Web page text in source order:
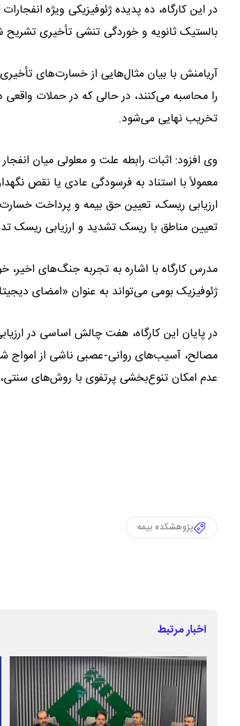
در این کارگاه، ده پدیده ژئوفیزیکی ویژه
بالستیک ثانویه و خوردگی تنشی تأخیری
آریامنش با بیان مثال‌هایی از خسارت‌های
را محاسبه می‌کنند، در حالی که در حملات
تخریب نهایی می‌شود.
وی افزود: اثبات رابطه علت و معلولی میان
معمولاً با استناد به فرسودگی عادی یا نقص
ارزیابی ریسک، تعیین حق بیمه و پرداخت
تعیین مناطق با ریسک تشدید و ارزیابی ریسک
مدرس کارگاه با اشاره به تجربه جنگ‌های
ژئوفیزیک بومی می‌تواند به عنوان «امضای
در پایان این کارگاه، هفت چالش اساسی در
مصالح، آسیب‌های روانی-عصبی ناشی از امواج
عدم امکان تنوع‌بخشی پرتفوی با روش‌های
پژوهشکده بیمه
اخبار مرتبط